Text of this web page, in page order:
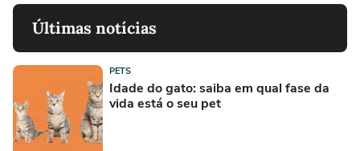
Últimas notícias
PETS
Idade do gato: saiba em qual fase da
vida está o seu pet